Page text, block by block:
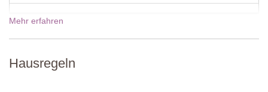
Schlafzimmer 2
Doppelbett umgestellt werden können), Kommode
Dusche, Bidet, Waschbecken, WC
Mehr erfahren
Hausregeln